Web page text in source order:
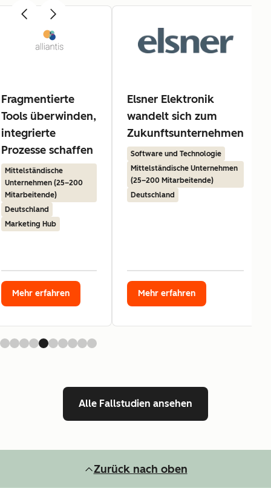
Fragmentierte
Tools überwinden,
integrierte
Prozesse schaffen
Mittelständische
Unternehmen (25–200
Mitarbeitende)
Deutschland
Marketing Hub
Mehr erfahren
Elsner Elektronik
wandelt sich zum
Zukunftsunternehmen
Software und Technologie
Mittelständische Unternehmen
(25–200 Mitarbeitende)
Deutschland
Mehr erfahren
Alle Fallstudien ansehen
Zurück nach oben